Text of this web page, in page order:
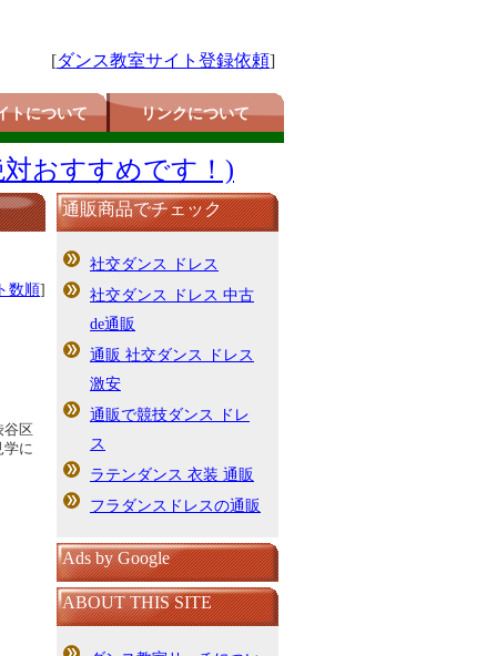
[ダンス教室サイト登録依頼]
トについて リンクについて
おすすめです！)
数順]
区
に
通販商品でチェック
社交ダンス ドレス
社交ダンス ドレス 中古
de通販
通販 社交ダンス ドレス
激安
通販で競技ダンス ドレ
ス
ラテンダンス 衣装 通販
フラダンスドレスの通販
Ads by Google
ABOUT THIS SITE